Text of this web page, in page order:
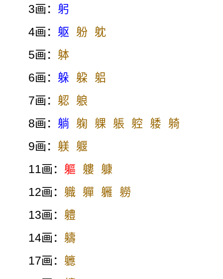
3画： 躬
4画： 躯 躮 躭
5画： 躰
6画： 躲 躱
躳
7画： 躵
躴
8画： 躺 躹 躶 躼 躻 躷
躸
9画： 躾
躽
11画： 軀 軁
躿
12画： 軄 軃 軅
軂
13画： 軆
14画： 軇
17画：軈